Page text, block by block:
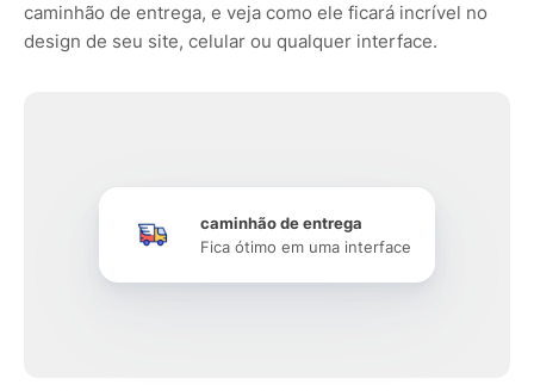
caminhão de entrega, e veja como ele ficará incrível no
design de seu site, celular ou qualquer interface.
caminhão de entrega
Fica ótimo em uma interface